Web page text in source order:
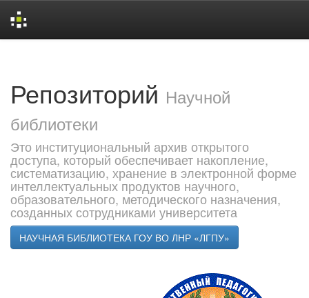
Репозиторий Научной
библиотеки
Это институциональный архив открытого
доступа, который обеспечивает накопление,
систематизацию, хранение в электронной форме
интеллектуальных продуктов научного,
образовательного, методического назначения,
созданных сотрудниками университета
НАУЧНАЯ БИБЛИОТЕКА ГОУ ВО ЛНР «ЛГПУ»